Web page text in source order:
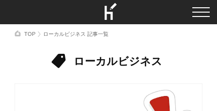
ローカルビジネス
TOP ローカルビジネス 記事一覧